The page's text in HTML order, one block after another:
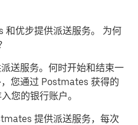
优步提供派送服务。 为何
送服务。 何时开始和结束一
您通过 Postmates 获得的
您的银行账户。
提供派送服务，每次